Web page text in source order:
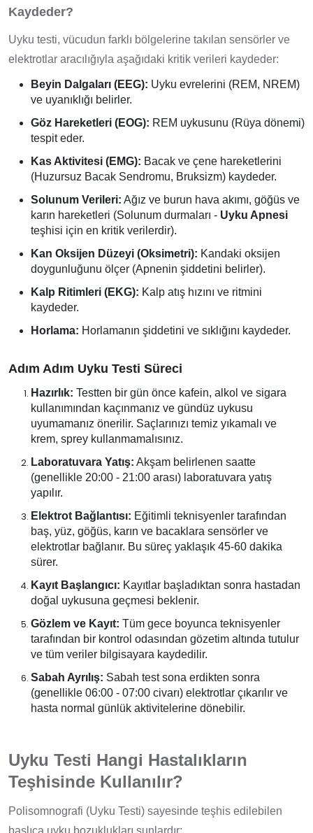
Kaydeder?
Uyku testi, vücudun farklı bölgelerine takılan sensörler ve
elektrotlar aracılığıyla aşağıdaki kritik verileri kaydeder:
Beyin Dalgaları (EEG): Uyku evrelerini (REM, NREM)
ve uyanıklığı belirler.
Göz Hareketleri (EOG): REM uykusunu (Rüya dönemi)
tespit eder.
Kas Aktivitesi (EMG): Bacak ve çene hareketlerini
(Huzursuz Bacak Sendromu, Bruksizm) kaydeder.
Solunum Verileri: Ağız ve burun hava akımı, göğüs ve
karın hareketleri (Solunum durmaları - Uyku Apnesi
teşhisi için en kritik verilerdir).
Kan Oksijen Düzeyi (Oksimetri): Kandaki oksijen
doygunluğunu ölçer (Apnenin şiddetini belirler).
Kalp Ritimleri (EKG): Kalp atış hızını ve ritmini
kaydeder.
Horlama: Horlamanın şiddetini ve sıklığını kaydeder.
Adım Adım Uyku Testi Süreci
Hazırlık: Testten bir gün önce kafein, alkol ve sigara
kullanımından kaçınmanız ve gündüz uykusu
uyumamanız önerilir. Saçlarınızı temiz yıkamalı ve
krem, sprey kullanmamalısınız.
Laboratuvara Yatış: Akşam belirlenen saatte
(genellikle 20:00 - 21:00 arası) laboratuvara yatış
yapılır.
Elektrot Bağlantısı: Eğitimli teknisyenler tarafından
baş, yüz, göğüs, karın ve bacaklara sensörler ve
elektrotlar bağlanır. Bu süreç yaklaşık 45-60 dakika
sürer.
Kayıt Başlangıcı: Kayıtlar başladıktan sonra hastadan
doğal uykusuna geçmesi beklenir.
Gözlem ve Kayıt: Tüm gece boyunca teknisyenler
tarafından bir kontrol odasından gözetim altında tutulur
ve tüm veriler bilgisayara kaydedilir.
Sabah Ayrılış: Sabah test sona erdikten sonra
(genellikle 06:00 - 07:00 civarı) elektrotlar çıkarılır ve
hasta normal günlük aktivitelerine dönebilir.
Uyku Testi Hangi Hastalıkların
Teşhisinde Kullanılır?
Polisomnografi (Uyku Testi) sayesinde teşhis edilebilen
başlıca uyku bozuklukları şunlardır: